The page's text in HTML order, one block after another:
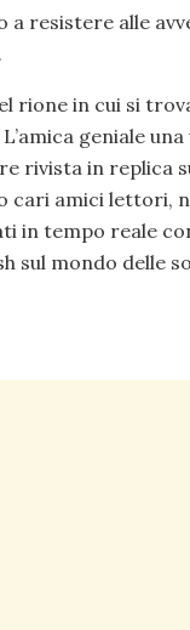
resistere alle
rione in cui si
geniale
rivista in replica
cari amici lettori,
in tempo reale
sul mondo delle